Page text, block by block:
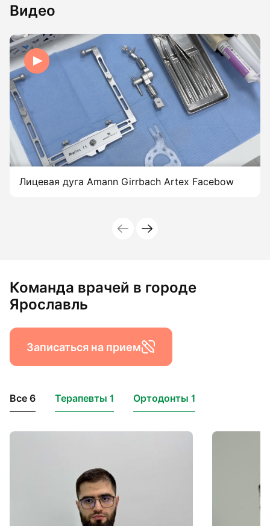
Видео
Лицевая дуга Amann Girrbach Artex Facebow
Команда врачей в городе
Ярославль
Записаться на прием
Все 6 Терапевты 1 Ортодонты 1